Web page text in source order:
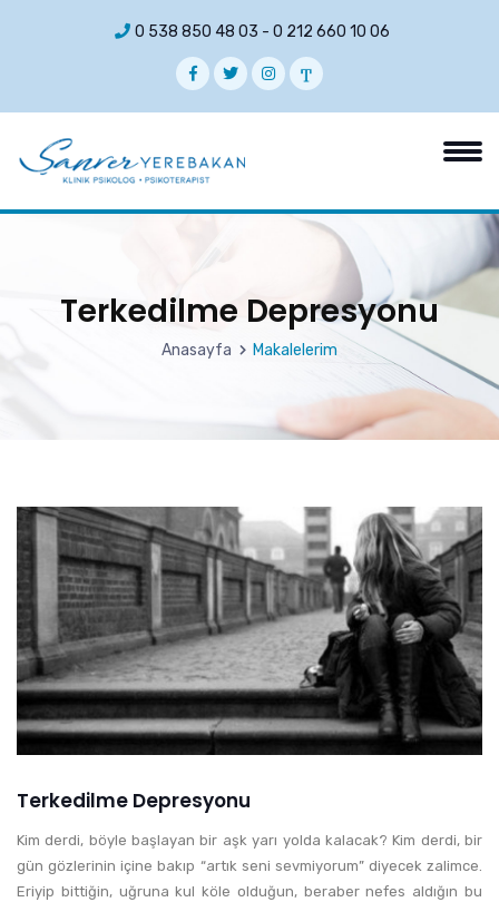
0 538 850 48 03 - 0 212 660 10 06
Terkedilme Depresyonu
Anasayfa Makalelerim
Terkedilme Depresyonu
Kim derdi, böyle başlayan bir aşk yarı yolda kalacak? Kim derdi, bir
gün gözlerinin içine bakıp “artık seni sevmiyorum” diyecek zalimce.
Eriyip bittiğin, uğruna kul köle olduğun, beraber nefes aldığın bu